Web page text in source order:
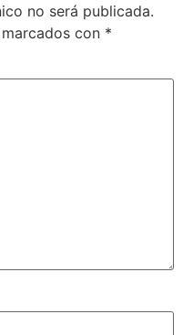
no será publicada.
con *